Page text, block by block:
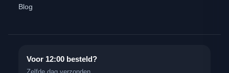
Blog
Voor 12:00 besteld?